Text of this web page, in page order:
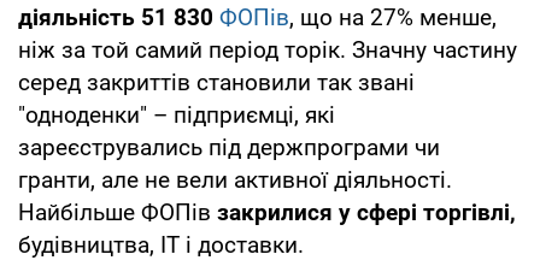
діяльність 51 830 ФОПів, що на 27% менше,
ніж за той самий період торік. Значну частину
серед закриттів становили так звані
"одноденки" – підприємці, які
зареєструвались під держпрограми чи
гранти, але не вели активної діяльності.
Найбільше ФОПів закрилися у сфері торгівлі,
будівництва, ІТ і доставки.